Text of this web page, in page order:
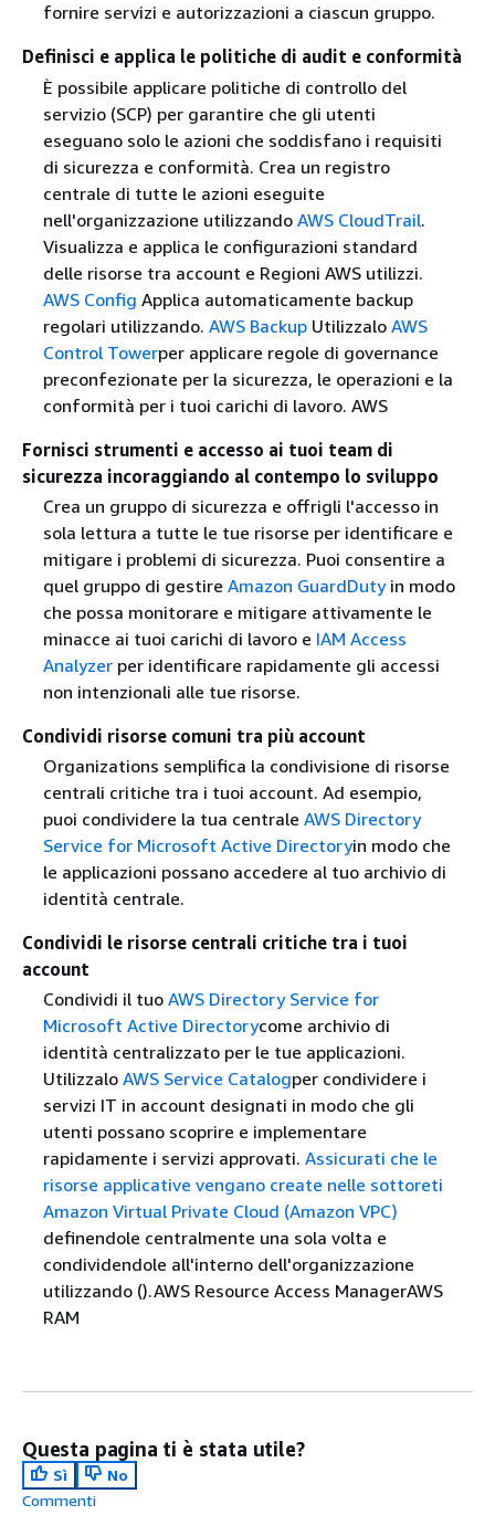
fornire servizi e autorizzazioni a ciascun gruppo.
Definisci e applica le politiche di audit e conformità
È possibile applicare politiche di controllo del
servizio (SCP) per garantire che gli utenti
eseguano solo le azioni che soddisfano i requisiti
di sicurezza e conformità. Crea un registro
centrale di tutte le azioni eseguite
nell'organizzazione utilizzando AWS CloudTrail.
Visualizza e applica le configurazioni standard
delle risorse tra account e Regioni AWS utilizzi.
AWS Config Applica automaticamente backup
regolari utilizzando. AWS BackupUtilizzalo AWS
Control Towerper applicare regole di governance
preconfezionate per la sicurezza, le operazioni e la
conformità per i tuoi carichi di lavoro. AWS
Fornisci strumenti e accesso ai tuoi team di
sicurezza incoraggiando al contempo lo sviluppo
Crea un gruppo di sicurezza e offrigli l'accesso in
sola lettura a tutte le tue risorse per identificare e
mitigare i problemi di sicurezza. Puoi consentire a
quel gruppo di gestire Amazon GuardDutyin modo
che possa monitorare e mitigare attivamente le
minacce ai tuoi carichi di lavoro e IAM Access
Analyzerper identificare rapidamente gli accessi
non intenzionali alle tue risorse.
Condividi risorse comuni tra più account
Organizations semplifica la condivisione di risorse
centrali critiche tra i tuoi account. Ad esempio,
puoi condividere la tua centrale AWS Directory
Service for Microsoft Active Directoryin modo che
le applicazioni possano accedere al tuo archivio di
identità centrale.
Condividi le risorse centrali critiche tra i tuoi
account
Condividi il tuo AWS Directory Service for
Microsoft Active Directorycome archivio di
identità centralizzato per le tue applicazioni.
Utilizzalo AWS Service Catalogper condividere i
servizi IT in account designati in modo che gli
utenti possano scoprire e implementare
rapidamente i servizi approvati. Assicurati che le
risorse applicative vengano create nelle sottoreti
Amazon Virtual Private Cloud (Amazon VPC)
definendole centralmente una sola volta e
condividendole all'interno dell'organizzazione
utilizzando ().AWS Resource Access ManagerAWS
RAM
Questa pagina ti è stata utile?
Sì
No
Commenti